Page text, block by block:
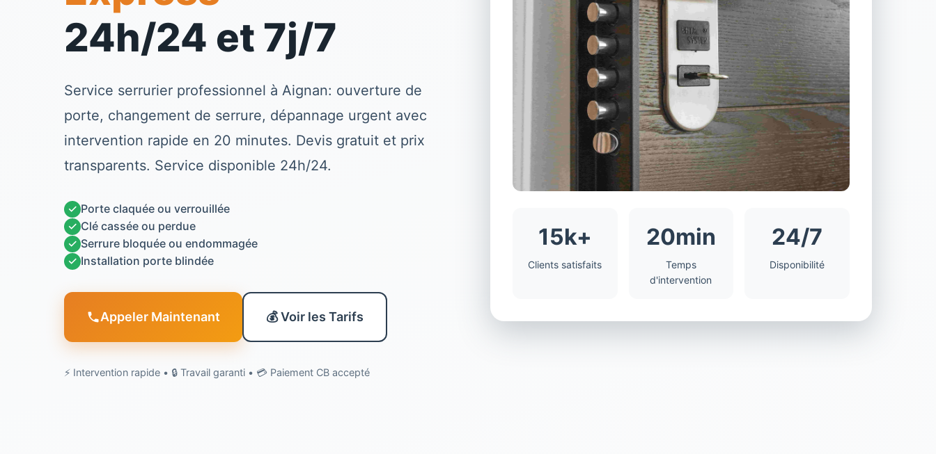
24h/24 et 7j/7
Service serrurier professionnel à Aignan: ouverture de
porte, changement de serrure, dépannage urgent avec
intervention rapide en 20 minutes. Devis gratuit et prix
transparents. Service disponible 24h/24.
✓ Porte claquée ou verrouillée
✓ Clé cassée ou perdue
✓ Serrure bloquée ou endommagée
✓ Installation porte blindée
Appeler Maintenant 💰 Voir les Tarifs
⚡ Intervention rapide • 🔒 Travail garanti • 💳 Paiement CB accepté
15k+
Clients satisfaits
20min
Temps
d'intervention
24/7
Disponibilité